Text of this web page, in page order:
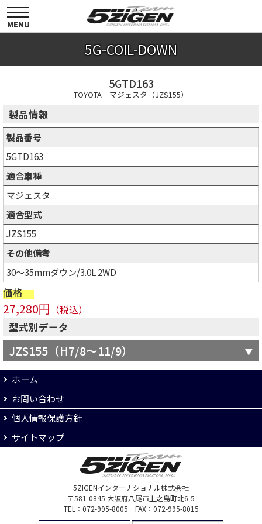
toggle
navigation
MENU
5G-COIL-DOWN
5GTD163
TOYOTA マジェスタ（JZS155）
製品情報
製品番号
5GTD163
適合車種
マジェスタ
適合型式
JZS155
その他備考
30～35mmダウン/3.0L 2WD
価格
27,280円 （税込）
型式別データ
JZS155（H7/8～11/9）
ホーム
お問い合わせ
個人情報保護方針
サイトマップ
5ZIGENインターナショナル株式会社
〒581-0845 大阪府八尾市上之島町北6-5
TEL：072-995-8005 FAX：072-995-8015